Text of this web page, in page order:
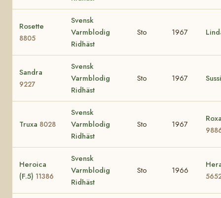
Rosette
8805
Svensk
Varmblodig
Ridhäst
Sto 1967
Sandra
9227
Svensk
Varmblodig
Ridhäst
Sto 1967
Truxa 8028
Svensk
Varmblodig
Ridhäst
Sto 1967
Heroica
(F.5) 11386
Svensk
Varmblodig
Ridhäst
Sto 1966